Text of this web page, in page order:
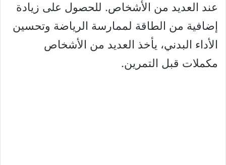
عند العديد من الأشخاص. للحصول على زيادة
إضافية من الطاقة لممارسة الرياضة وتحسين
الأداء البدني، يأخذ العديد من الأشخاص
مكملات قبل التمرين.